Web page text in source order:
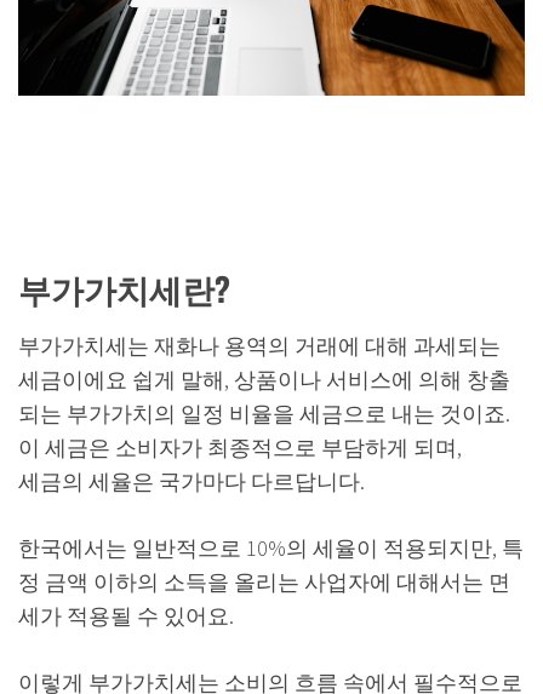
부가가치세란?
부가가치세는 재화나 용역의 거래에 대해 과세되는
세금이에요 쉽게 말해, 상품이나 서비스에 의해 창출
되는 부가가치의 일정 비율을 세금으로 내는 것이죠.
이 세금은 소비자가 최종적으로 부담하게 되며,
세금의 세율은 국가마다 다르답니다.
한국에서는 일반적으로 10%의 세율이 적용되지만, 특
정 금액 이하의 소득을 올리는 사업자에 대해서는 면
세가 적용될 수 있어요.
이렇게 부가가치세는 소비의 흐름 속에서 필수적으로